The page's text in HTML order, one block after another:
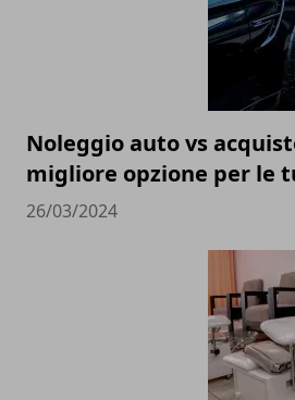
Noleggio auto vs
migliore opzione per le
26/03/2024